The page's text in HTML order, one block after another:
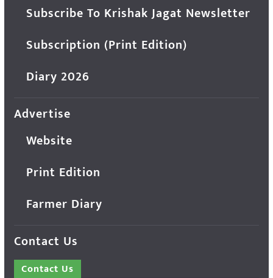
Subscribe To Krishak Jagat Newsletter
Subscription (Print Edition)
Diary 2026
Advertise
Website
Print Edition
Farmer Diary
Contact Us
Contact Us